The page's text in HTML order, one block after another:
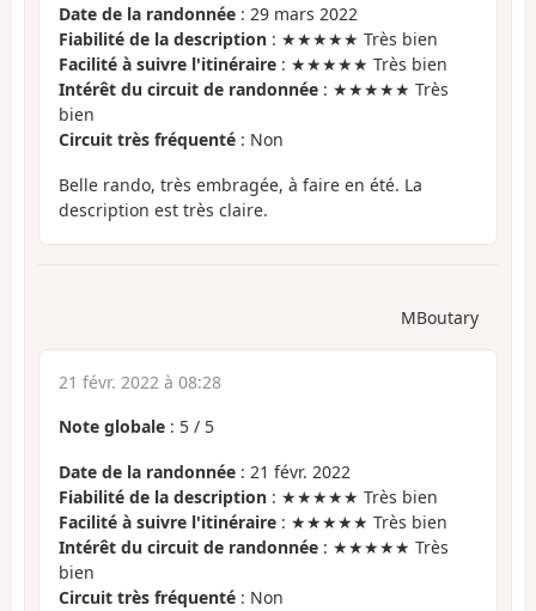
Date de la randonnée : 29 mars 2022
Fiabilité de la description : ★★★★★ Très bien
Facilité à suivre l'itinéraire : ★★★★★ Très bien
Intérêt du circuit de randonnée : ★★★★★ Très
bien
Circuit très fréquenté : Non
Belle rando, très embragée, à faire en été. La
description est très claire.
MBoutary
21 févr. 2022 à 08:28
Note globale : 5 / 5
Date de la randonnée : 21 févr. 2022
Fiabilité de la description : ★★★★★ Très bien
Facilité à suivre l'itinéraire : ★★★★★ Très bien
Intérêt du circuit de randonnée : ★★★★★ Très
bien
Circuit très fréquenté : Non